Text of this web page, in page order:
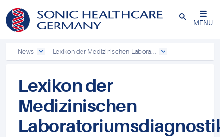
Schließen
MENU
News Lexikon der Medizinischen Labora...
Lexikon der
Medizinischen